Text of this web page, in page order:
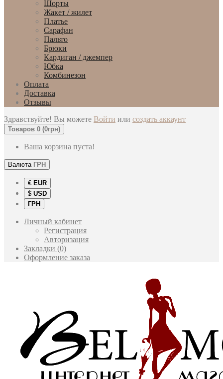
Шорты
Жакет / жилет
Платье
Сарафан
Пальто
Брюки
Кардиган / джемпер
Юбка
Комбинезон
Оплата
Доставка
Отзывы
Здравствуйте! Вы можете Войти или создать аккаунт
Товаров 0 (0грн)
Ваша корзина пуста!
Валюта ГРН
€ EUR
$ USD
ГРН
Личный кабинет
Регистрация
Авторизация
Закладки (0)
Оформление заказа